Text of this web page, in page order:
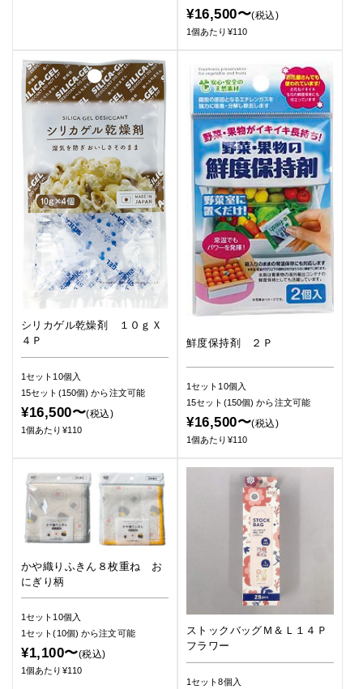
¥16,500〜(税込)
1個あたり¥110
シリカゲル乾燥剤 １０ｇＸ
４Ｐ
1セット10個入
15セット(150個)から注文可能
¥16,500〜(税込)
1個あたり¥110
鮮度保持剤 ２Ｐ
1セット10個入
15セット(150個)から注文可能
¥16,500〜(税込)
1個あたり¥110
かや織りふきん８枚重ね お
にぎり柄
1セット10個入
1セット(10個)から注文可能
¥1,100〜(税込)
1個あたり¥110
ストックバッグＭ＆Ｌ１４Ｐ
フラワー
1セット8個入